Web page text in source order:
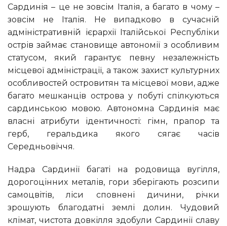
Сардинія – це не зовсім Італія, а багато в чому –
зовсім не Італія. Не випадково в сучасній
адміністративній ієрархії Італійської Республіки
острів займає становище автономії з особливим
статусом, який гарантує певну незалежність
місцевої адміністрації, а також захист культурних
особливостей островитян та місцевої мови, адже
багато мешканців острова у побуті спілкуються
сардинською мовою. Автономна Сардинія має
власні атрибути ідентичності: гімн, прапор та
герб, геральдика якого сягає часів
Середньовіччя.
Надра Сардинії багаті на родовища вугілля,
дорогоцінних металів, гори зберігають розсипи
самоцвітів, ліси сповнені дичини, річки
зрошують благодатні землі долин. Чудовий
клімат, чистота довкілля здобули Сардинії славу